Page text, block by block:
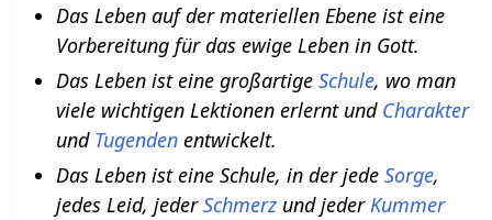
Das Leben auf der materiellen Ebene ist eine
Vorbereitung für das ewige Leben in Gott.
Das Leben ist eine großartige Schule, wo man
viele wichtigen Lektionen erlernt und Charakter
und Tugendenentwickelt.
Das Leben ist eine Schule, in der jede Sorge,
jedes Leid, jederSchmerzund jederKummer